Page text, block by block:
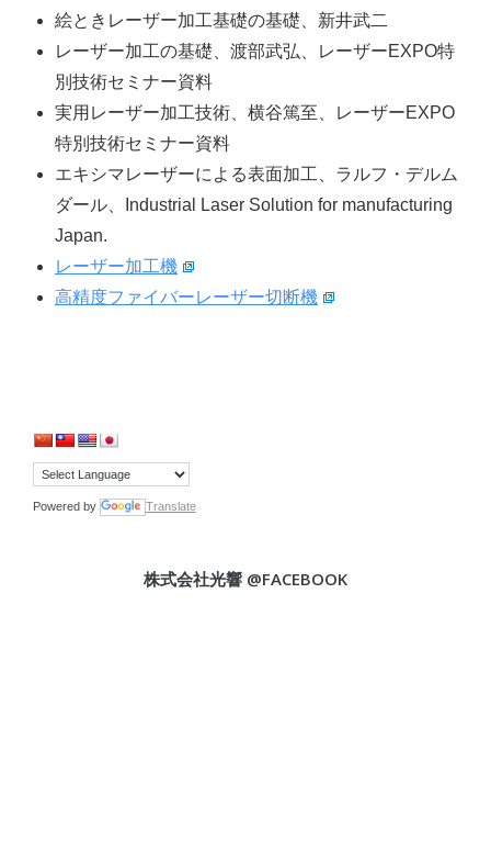
絵ときレーザー加工基礎の基礎、新井武二
レーザー加工の基礎、渡部武弘、レーザーEXPO特
別技術セミナー資料
実用レーザー加工技術、横谷篤至、レーザーEXPO
特別技術セミナー資料
エキシマレーザーによる表面加工、ラルフ・デルム
ダール、Industrial Laser Solution for manufacturing
Japan.
レーザー加工機
高精度ファイバーレーザー切断機
Powered by Translate
株式会社光響 @FACEBOOK